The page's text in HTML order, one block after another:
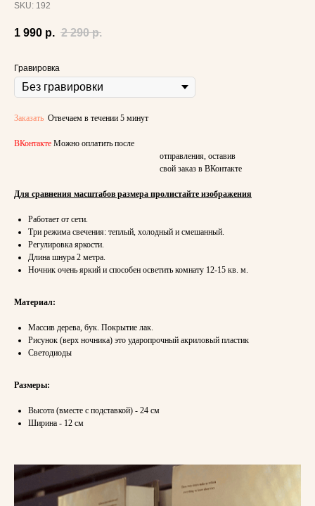
SKU: 192
1 990 р. 2 290 р.
Гравировка
Заказать Отвечаем в течении 5 минут
ВКонтакте Можно оплатить после
отправления, оставив
свой заказ в ВКонтакте
Для сравнения масштабов размера пролистайте изображения
Работает от сети.
Три режима свечения: теплый, холодный и смешанный.
Регулировка яркости.
Длина шнура 2 метра.
Ночник очень яркий и способен осветить комнату 12-15 кв. м.
Материал:
Массив дерева, бук. Покрытие лак.
Рисунок (верх ночника) это ударопрочный акриловый пластик
Светодиоды
Размеры:
Высота (вместе с подставкой) - 24 см
Ширина - 12 см